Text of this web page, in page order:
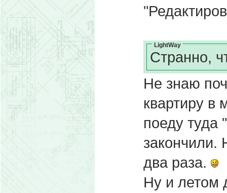
LightWay
Странно,
Не знаю
квартиру в
поеду туда
закончили.
два раза.
Ну и летом